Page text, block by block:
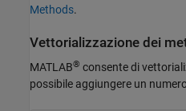
Methods.
Vettorializzazione dei
MATLAB® consente di
possibile aggiungere un